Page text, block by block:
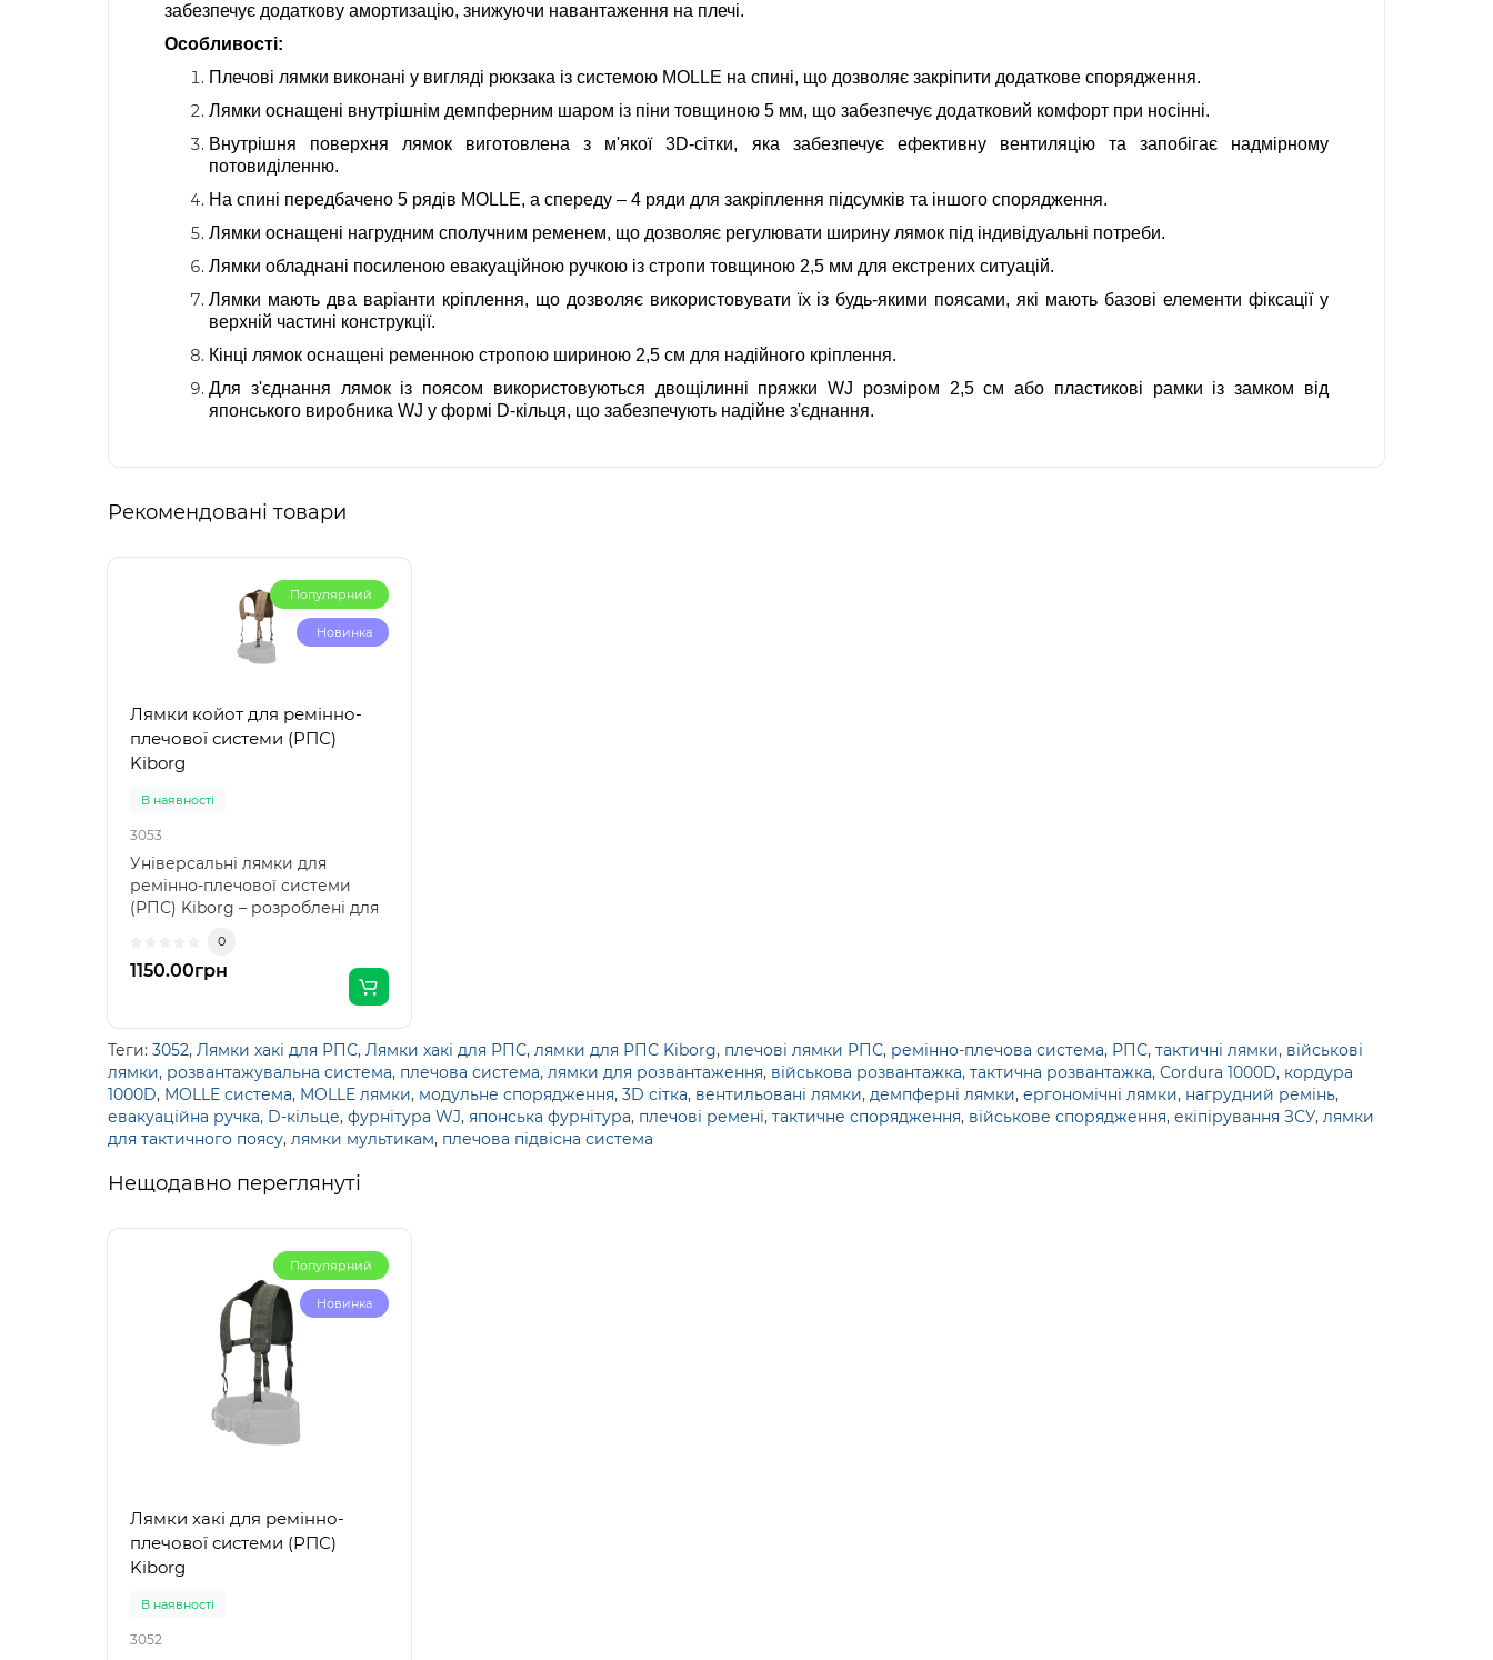
забезпечує додаткову амортизацію, знижуючи навантаження на плечі.
Особливості:
Плечові лямки виконані у вигляді рюкзака із системою MOLLE на спині, що дозволяє закріпити додаткове спорядження.
Лямки оснащені внутрішнім демпферним шаром із піни товщиною 5 мм, що забезпечує додатковий комфорт при носінні.
Внутрішня поверхня лямок виготовлена з м'якої 3D-сітки, яка забезпечує ефективну вентиляцію та запобігає надмірному
потовиділенню.
На спині передбачено 5 рядів MOLLE, а спереду – 4 ряди для закріплення підсумків та іншого спорядження.
Лямки оснащені нагрудним сполучним ременем, що дозволяє регулювати ширину лямок під індивідуальні потреби.
Лямки обладнані посиленою евакуаційною ручкою із стропи товщиною 2,5 мм для екстрених ситуацій.
Лямки мають два варіанти кріплення, що дозволяє використовувати їх із будь-якими поясами, які мають базові елементи фіксації у
верхній частині конструкції.
Кінці лямок оснащені ременною стропою шириною 2,5 см для надійного кріплення.
Для з'єднання лямок із поясом використовуються двощілинні пряжки WJ розміром 2,5 см або пластикові рамки із замком від
японського виробника WJ у формі D-кільця, що забезпечують надійне з'єднання.
Рекомендовані товари
Популярний
Новинка
Лямки койот для ремінно-
плечової системи (РПС)
Kiborg
В наявності
3053
Універсальні лямки для
ремінно-плечової системи
(РПС) Kiborg – розроблені для
0
1150.00грн
Теги: 3052, Лямки хакі для РПС, Лямки хакі для РПС, лямки для РПС Kiborg, плечові лямки РПС, ремінно-плечова система, РПС, тактичні лямки, військові
лямки, розвантажувальна система, плечова система, лямки для розвантаження, військова розвантажка, тактична розвантажка, Cordura 1000D, кордура
1000D, MOLLE система, MOLLE лямки, модульне спорядження, 3D сітка, вентильовані лямки, демпферні лямки, ергономічні лямки, нагрудний ремінь,
евакуаційна ручка, D-кільце, фурнітура WJ, японська фурнітура, плечові ремені, тактичне спорядження, військове спорядження, екіпірування ЗСУ, лямки
для тактичного поясу, лямки мультикам, плечова підвісна система
Нещодавно переглянуті
Популярний
Новинка
Лямки хакі для ремінно-
плечової системи (РПС)
Kiborg
В наявності
3052